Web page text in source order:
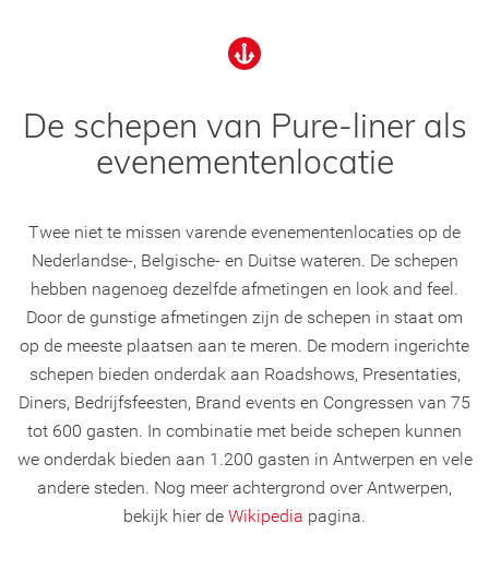
De schepen van Pure-liner als
evenementenlocatie
Twee niet te missen varende evenementenlocaties op de
Nederlandse-, Belgische- en Duitse wateren. De schepen
hebben nagenoeg dezelfde afmetingen en look and feel.
Door de gunstige afmetingen zijn de schepen in staat om
op de meeste plaatsen aan te meren. De modern ingerichte
schepen bieden onderdak aan Roadshows, Presentaties,
Diners, Bedrijfsfeesten, Brand events en Congressen van 75
tot 600 gasten. In combinatie met beide schepen kunnen
we onderdak bieden aan 1.200 gasten in Antwerpen en vele
andere steden. Nog meer achtergrond over Antwerpen,
bekijk hier de Wikipedia pagina.